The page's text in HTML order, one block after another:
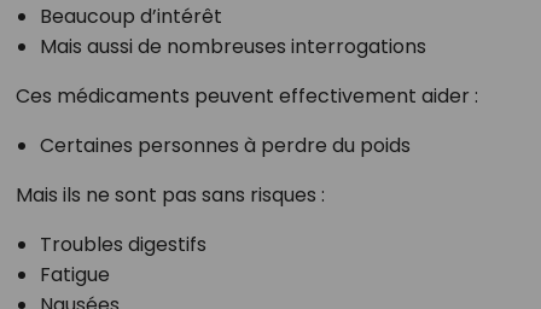
Beaucoup d’intérêt
Mais aussi de nombreuses interrogations
Ces médicaments peuvent effectivement aider :
Certaines personnes à perdre du poids
Mais ils ne sont pas sans risques :
Troubles digestifs
Fatigue